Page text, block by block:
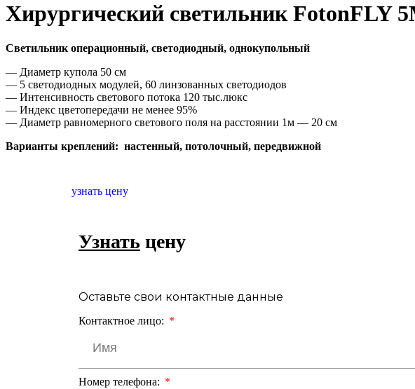
Хирургический светильник FotonFLY
Светильник операционный, светодиодный, однокупольный
— Диаметр купола 50 см
— 5 светодиодных модулей, 60 линзованных светодиодов
— Интенсивность светового потока 120 тыс.люкс
— Индекс цветопередачи не менее 95%
— Диаметр равномерного светового поля на расстоянии 1м — 20 см
Варианты креплений: настенный, потолочный, передвижной
узнать цену
Контактное лицо:
Номер телефона:
Оставьте свои контактные данные
Узнать цену